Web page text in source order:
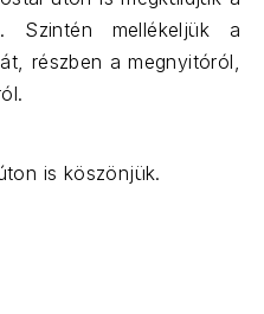
Szintén mellékeljük a
részben a megnyitóról,
is köszönjük.